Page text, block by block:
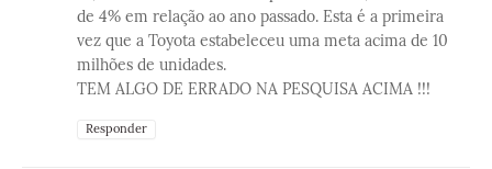
de 4% em relação ao ano passado. Esta é a primeira
vez que a Toyota estabeleceu uma meta acima de 10
milhões de unidades.
TEM ALGO DE ERRADO NA PESQUISA ACIMA !!!
Responder